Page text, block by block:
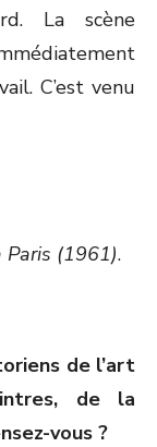
La scène
C’est venu
Paris (1961).
de l’art
de la
vous ?